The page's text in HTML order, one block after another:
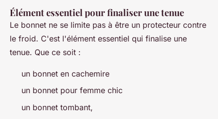
Élément essentiel pour finaliser une tenue
Le bonnet ne se limite pas à être un protecteur contre
le froid. C'est l'élément essentiel qui finalise une
tenue. Que ce soit :
un bonnet en cachemire
un bonnet pour femme chic
un bonnet tombant,